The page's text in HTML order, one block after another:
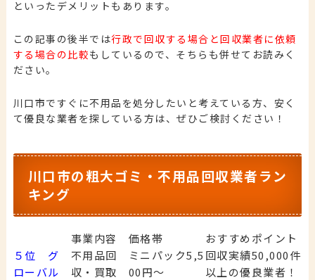
といったデメリットもあります。
この記事の後半では行政で回収する場合と回収業者に依頼
する場合の比較もしているので、そちらも併せてお読みく
ださい。
川口市ですぐに不用品を処分したいと考えている方、安く
て優良な業者を探している方は、ぜひご検討ください！
川口市の粗大ゴミ・不用品回収業者ラン
キング
事業内容 価格帯
おすすめポイント
５位 グ
ローバル
不用品回
収・買取
ミニパック5,5
00円～
回収実績50,000件
以上の優良業者！